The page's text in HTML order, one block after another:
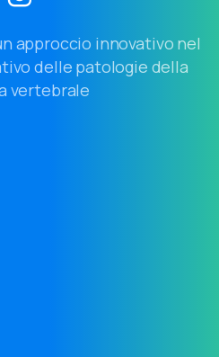
approccio innovativo nel
delle patologie della
vertebrale